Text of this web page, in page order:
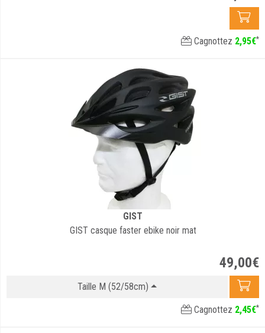
Cagnottez 2,95€*
GIST
GIST casque faster ebike noir mat
49,00€
Taille M (52/58cm)
Cagnottez 2,45€*